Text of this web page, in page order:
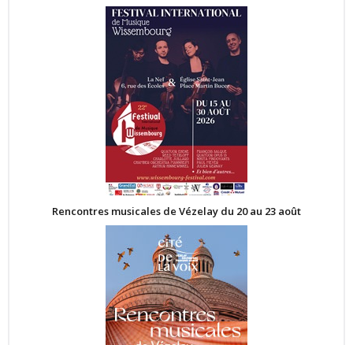
Rencontres musicales de Vézelay du 20 au 23 août